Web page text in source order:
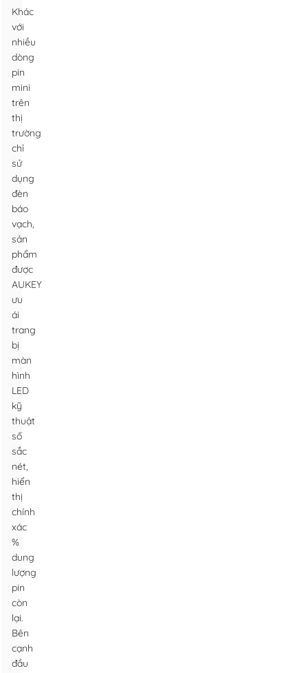
Khác
với
nhiều
dòng
pin
mini
trên
thị
trường
chỉ
sử
dụng
đèn
báo
vạch,
sản
phẩm
được
AUKEY
ưu
ái
trang
bị
màn
hình
LED
kỹ
thuật
số
sắc
nét,
hiển
thị
chính
xác
%
dung
lượng
pin
còn
lại.
Bên
cạnh
đầu